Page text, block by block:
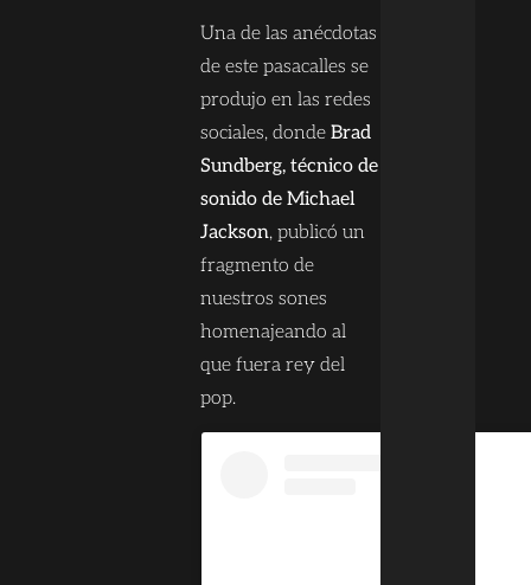
Una de las anécdotas
de este pasacalles se
produjo en las redes
sociales, donde Brad
Sundberg, técnico de
sonido de Michael
Jackson, publicó un
fragmento de
nuestros sones
homenajeando al
que fuera rey del
pop.